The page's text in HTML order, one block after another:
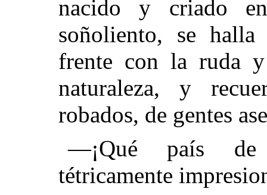
nacido y criado
soñoliento, se
frente con la ruda y
naturaleza, y
robados, de gentes
—¡Qué país
tétricamente